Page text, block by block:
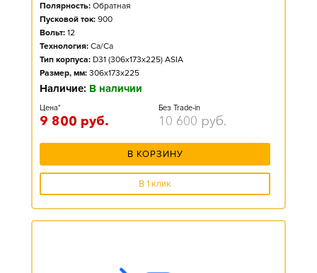
Полярность: Обратная
Пусковой ток: 900
Вольт: 12
Технология: Ca/Ca
Тип корпуса: D31 (306x173x225) ASIA
Размер, мм: 306x173x225
Наличие: В наличии
Цена*
9 800 руб.
Без Trade-in
10 600 руб.
В КОРЗИНУ
В 1 клик